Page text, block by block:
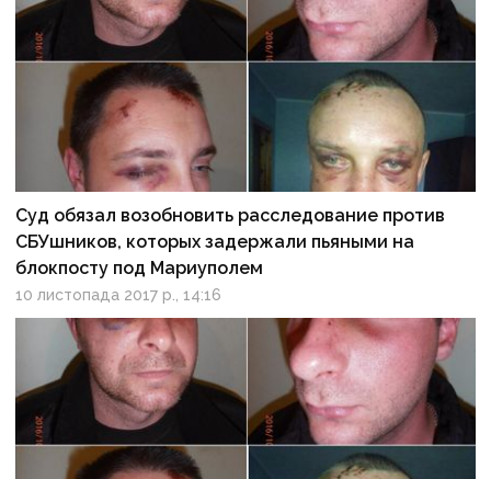
Суд обязал возобновить расследование против
СБУшников, которых задержали пьяными на
блокпосту под Мариуполем
10 листопада 2017 р., 14:16